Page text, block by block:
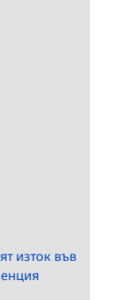
изток във